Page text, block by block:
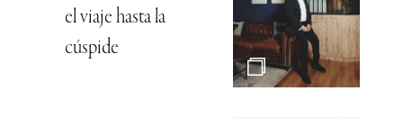
el viaje hasta la
cúspide